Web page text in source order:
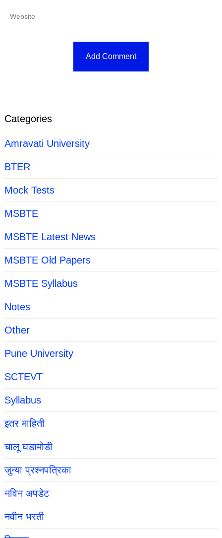
Categories
Amravati University
BTER
Mock Tests
MSBTE
MSBTE Latest News
MSBTE Old Papers
MSBTE Syllabus
Notes
Other
Pune University
SCTEVT
Syllabus
इतर माहिती
चालू घडामोडी
जुन्या प्रश्नपत्रिका
नविन अपडेट
नवीन भरती